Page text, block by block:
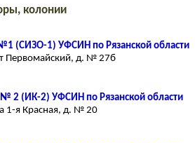
колонии
(СИЗО-1) УФСИН по Рязанской области
Первомайский, д. № 27б
№ 2 (ИК-2) УФСИН по Рязанской области
1-я Красная, д. № 20